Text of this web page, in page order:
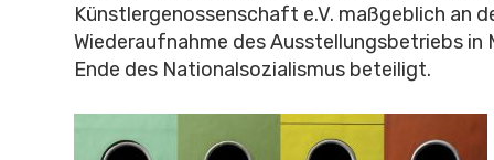
Künstlergenossenschaft e.V. maßgeblich an
Wiederaufnahme des Ausstellungsbetriebs in
Ende des Nationalsozialismus beteiligt.